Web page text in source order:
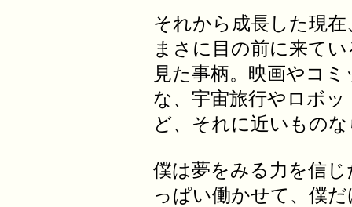
それから成長した現
まさに目の前に来て
見た事柄。映画やコ
な、宇宙旅行やロボ
ど、それに近いもの
僕は夢をみる力を信
っぱい働かせて、僕